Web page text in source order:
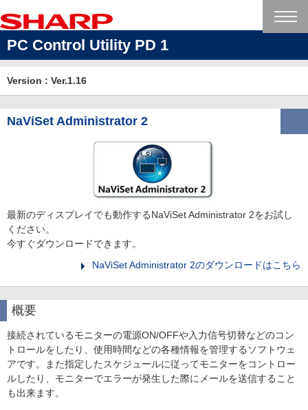
PC Control Utility PD 1
Version : Ver.1.16
NaViSet Administrator 2
最新のディスプレイでも動作するNaViSet Administrator 2をお試し
ください。
今すぐダウンロードできます。
NaViSet Administrator 2のダウンロードはこちら
概要
接続されているモニターの電源ON/OFFや入力信号切替などのコン
トロールをしたり、使用時間などの各種情報を管理するソフトウェ
アです。また指定したスケジュールに従ってモニターをコントロー
ルしたり、モニターでエラーが発生した際にメールを送信すること
も出来ます。